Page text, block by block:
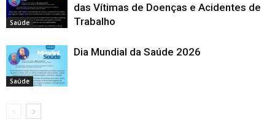
Saúde
das Vítimas de Doenças e Acidentes de
Trabalho
Saúde
Dia Mundial da Saúde 2026